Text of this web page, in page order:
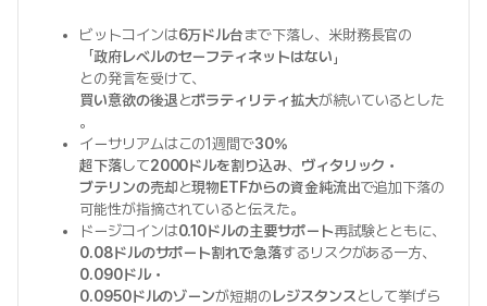
ビットコインは6万ドル台まで下落し、米財務長官の
「政府レベルのセーフティネットはない 」
との発言を受けて、
買い意欲の後退とボラティリティ拡大が続いているとした
。
イーサリアムはこの1週間で30%
超下落して2000ドルを割り込み、 ヴィタリック・
ブテリンの売却と現物ETFからの資金純流出で追加下落の
可能性が指摘されていると伝えた。
ドージコインは0.10ドルの主要サポート再試験とともに、
0.08ドルのサポート割れで急落するリスクがある一方、
0.090ドル・
0.0950ドルのゾーンが短期のレジスタンスとして挙げら